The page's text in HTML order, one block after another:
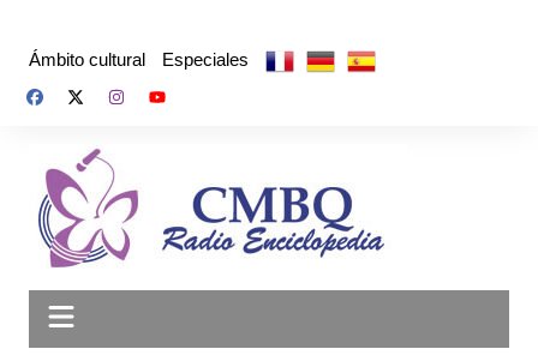
Ámbito cultural Especiales